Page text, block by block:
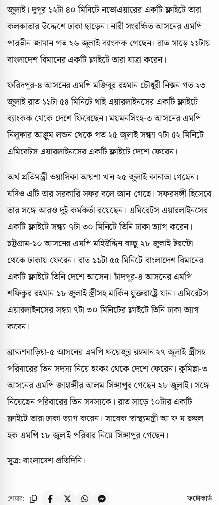
জুলাই। দুপুর ১২টা ৪০ মিনিটে নভোএয়ারের একটি ফ্লাইটে তারা
কলকাতার উদ্দেশে ঢাকা ছাড়েন। নারী সংরক্ষিত আসনের এমপি
পারভীন জামান গত ২৬ জুলাই ব্যাংকক গেছেন। রাত সাড়ে ১১টায়
বাংলাদেশ বিমানের একটি ফ্লাইটে তারা যাত্রা করেন।
ফরিদপুর-৪ আসনের এমপি মজিবুর রহমান চৌধুরী নিক্সন গত ২৩
জুলাই রাত ১১টা ৫৪ মিনিটে থাই এয়ারলাইনসের একটি ফ্লাইটে
ব্যাংকক থেকে দেশে ফিরেছেন। ময়মনসিংহ-৩ আসনের এমপি
নিলুফার আঞ্জুম লন্ডন থেকে গত ২৫ জুলাই সন্ধ্যা ৭টা ৫২ মিনিটে
এমিরেটস এয়ারলাইনসের একটি ফ্লাইটে দেশে ফেরেন।
অর্থ প্রতিমন্ত্রী ওয়াসিকা আয়শা খান ২৫ জুলাই কানাডা গেছেন।
যদিও এটি তার সরকারি সফর বলে জানা গেছে। সফরসঙ্গী হিসেবে
তার সঙ্গে আরও দুই কর্মকর্তা রয়েছেন। এমিরেটস এয়ারলাইনসের
একটি ফ্লাইটে সন্ধ্যা ৭টা ৩০ মিনিটে তিনি ঢাকা ত্যাগ করেন।
চট্টগ্রাম-১০ আসনের এমপি মহিউদ্দিন বাচ্চু ২৮ জুলাই টরন্টো
থেকে ঢাকায় ফেরেন। রাত ১১টা ৫৫ মিনিটে বাংলাদেশ বিমানের
একটি ফ্লাইটে তিনি দেশে আসেন। চাঁদপুর-৪ আসনের এমপি
শফিকুর রহমান ১৮ জুলাই স্ত্রীসহ মার্কিন যুক্তরাষ্ট্রে যান। এমিরেটস
এয়ারলাইনসের সন্ধ্যা ৭টা ৩০ মিনিটের ফ্লাইটে তিনি ঢাকা ত্যাগ
করেন।
ব্রাহ্মণবাড়িয়া-৫ আসনের এমপি ফয়েজুর রহমান ২৭ জুলাই স্ত্রীসহ
পরিবারের তিন সদস্য নিয়ে হংকং থেকে দেশে ফেরেন। কুমিল্লা-৩
আসনের এমপি জাহাঙ্গীর আলম সিঙ্গাপুর গেছেন ২৮ জুলাই। সঙ্গে
নিয়েছেন পরিবারের তিন সদস্যকে। রাত সাড়ে ১০টার একটি
ফ্লাইটে তারা ঢাকা ত্যাগ করেন। সাবেক স্বাস্থ্যমন্ত্রী আ ফ ম রুহুল
হক এমপি ১৮ জুলাই পরিবার নিয়ে সিঙ্গাপুর গেছেন।
সূত্র: বাংলাদেশ প্রতিদিনি।
শেয়ার: ফটোকার্ড